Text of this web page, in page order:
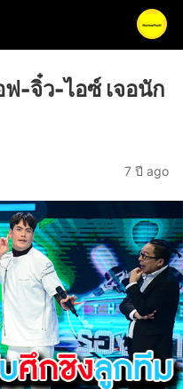
-จิ๋ว-ไอซ์ เจอนัก
7 ปี ago